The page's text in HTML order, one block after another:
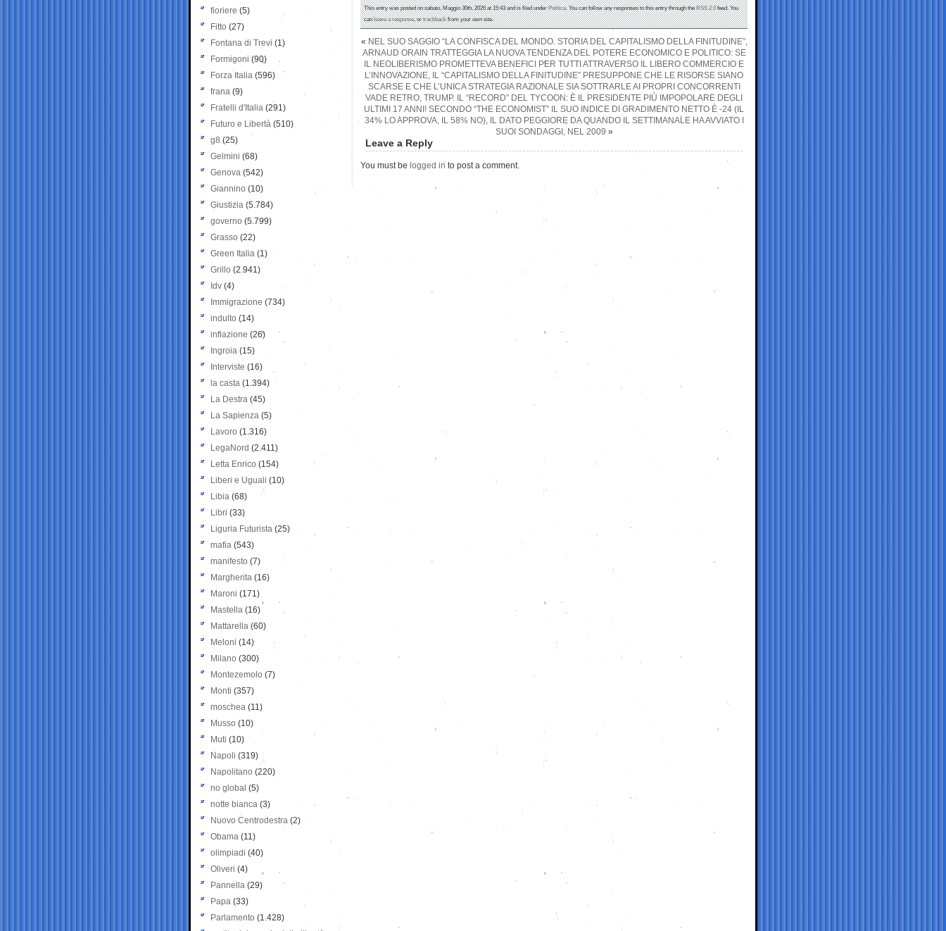
This entry was posted on sabato, Maggio 30th, 2026 at 15:43 and is filed underPolitica. You can follow any responses to this entry through theRSS 2.0feed. You
canleave a response, ortrackbackfrom your own site.
« NEL SUO SAGGIO “LA CONFISCA DEL MONDO. STORIA DEL CAPITALISMO DELLA FINITUDINE”,
ARNAUD ORAIN TRATTEGGIA LA NUOVA TENDENZA DEL POTERE ECONOMICO E POLITICO: SE
IL NEOLIBERISMO PROMETTEVA BENEFICI PER TUTTI ATTRAVERSO IL LIBERO COMMERCIO E
L’INNOVAZIONE, IL “CAPITALISMO DELLA FINITUDINE” PRESUPPONE CHE LE RISORSE SIANO
SCARSE E CHE L’UNICA STRATEGIA RAZIONALE SIA SOTTRARLE AI PROPRI CONCORRENTI
VADE RETRO, TRUMP. IL “RECORD” DEL TYCOON: È IL PRESIDENTE PIÙ IMPOPOLARE DEGLI
ULTIMI 17 ANNI! SECONDO “THE ECONOMIST” IL SUO INDICE DI GRADIMENTO NETTO È -24 (IL
34% LO APPROVA, IL 58% NO), IL DATO PEGGIORE DA QUANDO IL SETTIMANALE HA AVVIATO I
SUOI SONDAGGI, NEL 2009 »
Leave a Reply
You must be logged into post a comment.
fioriere (5)
Fitto (27)
Fontana di Trevi (1)
Formigoni (90)
Forza Italia (596)
frana (9)
Fratelli d'Italia (291)
Futuro e Libertà (510)
g8 (25)
Gelmini (68)
Genova (542)
Giannino (10)
Giustizia (5.784)
governo (5.799)
Grasso (22)
Green Italia (1)
Grillo (2.941)
Idv (4)
Immigrazione (734)
indulto (14)
inflazione (26)
Ingroia (15)
Interviste (16)
la casta (1.394)
La Destra (45)
La Sapienza (5)
Lavoro (1.316)
LegaNord (2.411)
Letta Enrico (154)
Liberi e Uguali (10)
Libia (68)
Libri (33)
Liguria Futurista (25)
mafia (543)
manifesto (7)
Margherita (16)
Maroni (171)
Mastella (16)
Mattarella (60)
Meloni (14)
Milano (300)
Montezemolo (7)
Monti (357)
moschea (11)
Musso (10)
Muti (10)
Napoli (319)
Napolitano (220)
no global (5)
notte bianca (3)
Nuovo Centrodestra (2)
Obama (11)
olimpiadi (40)
Oliveri (4)
Pannella (29)
Papa (33)
Parlamento (1.428)